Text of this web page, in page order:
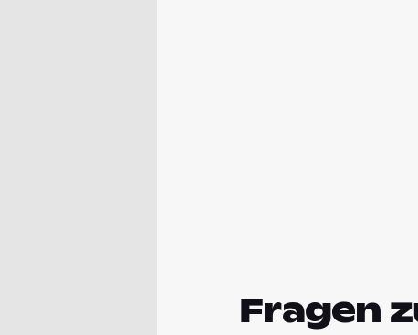
Fragen